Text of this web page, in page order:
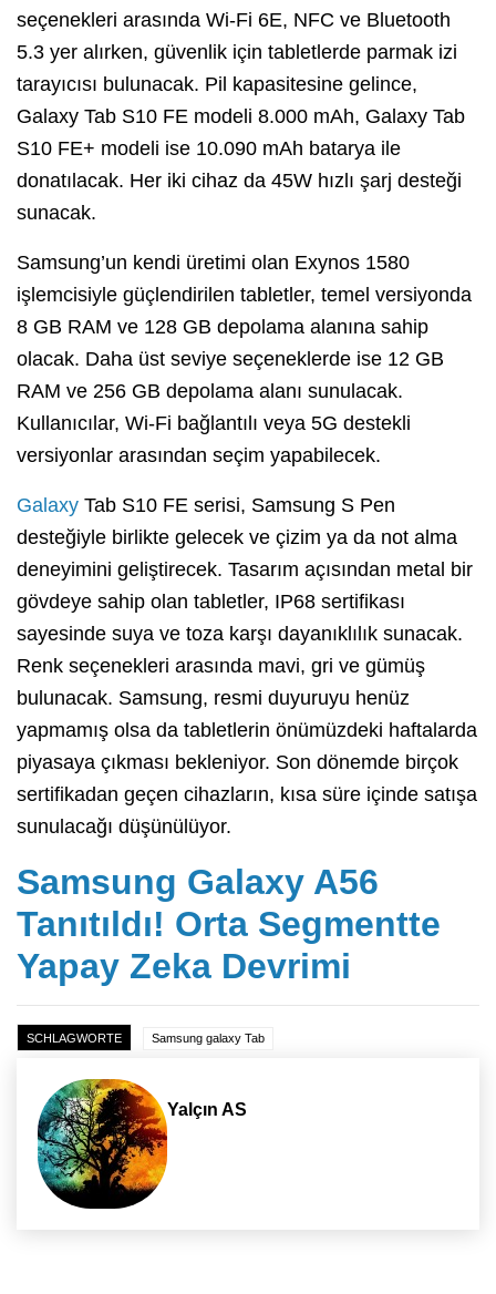
seçenekleri arasında Wi-Fi 6E, NFC ve Bluetooth
5.3 yer alırken, güvenlik için tabletlerde parmak izi
tarayıcısı bulunacak. Pil kapasitesine gelince,
Galaxy Tab S10 FE modeli 8.000 mAh, Galaxy Tab
S10 FE+ modeli ise 10.090 mAh batarya ile
donatılacak. Her iki cihaz da 45W hızlı şarj desteği
sunacak.
Samsung’un kendi üretimi olan Exynos 1580
işlemcisiyle güçlendirilen tabletler, temel versiyonda
8 GB RAM ve 128 GB depolama alanına sahip
olacak. Daha üst seviye seçeneklerde ise 12 GB
RAM ve 256 GB depolama alanı sunulacak.
Kullanıcılar, Wi-Fi bağlantılı veya 5G destekli
versiyonlar arasından seçim yapabilecek.
Galaxy Tab S10 FE serisi, Samsung S Pen
desteğiyle birlikte gelecek ve çizim ya da not alma
deneyimini geliştirecek. Tasarım açısından metal bir
gövdeye sahip olan tabletler, IP68 sertifikası
sayesinde suya ve toza karşı dayanıklılık sunacak.
Renk seçenekleri arasında mavi, gri ve gümüş
bulunacak. Samsung, resmi duyuruyu henüz
yapmamış olsa da tabletlerin önümüzdeki haftalarda
piyasaya çıkması bekleniyor. Son dönemde birçok
sertifikadan geçen cihazların, kısa süre içinde satışa
sunulacağı düşünülüyor.
Samsung Galaxy A56
Tanıtıldı! Orta Segmentte
Yapay Zeka Devrimi
SCHLAGWORTE Samsung galaxy Tab
Yalçın AS